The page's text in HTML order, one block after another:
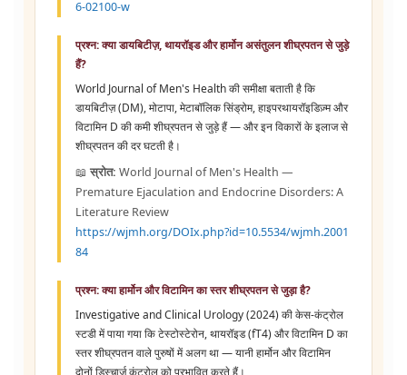
6-02100-w
प्रश्न: क्या डायबिटीज़, थायरॉइड और हार्मोन असंतुलन शीघ्रपतन से जुड़े
हैं?
World Journal of Men's Health की समीक्षा बताती है कि
डायबिटीज़ (DM), मोटापा, मेटाबॉलिक सिंड्रोम, हाइपरथायरॉइडिज़्म और
विटामिन D की कमी शीघ्रपतन से जुड़े हैं — और इन विकारों के इलाज से
शीघ्रपतन की दर घटती है।
📖 स्रोत: World Journal of Men's Health —
Premature Ejaculation and Endocrine Disorders: A
Literature Review
https://wjmh.org/DOIx.php?id=10.5534/wjmh.2001
84
प्रश्न: क्या हार्मोन और विटामिन का स्तर शीघ्रपतन से जुड़ा है?
Investigative and Clinical Urology (2024) की केस-कंट्रोल
स्टडी में पाया गया कि टेस्टोस्टेरोन, थायरॉइड (fT4) और विटामिन D का
स्तर शीघ्रपतन वाले पुरुषों में अलग था — यानी हार्मोन और विटामिन
दोनों डिस्चार्ज कंट्रोल को प्रभावित करते हैं।